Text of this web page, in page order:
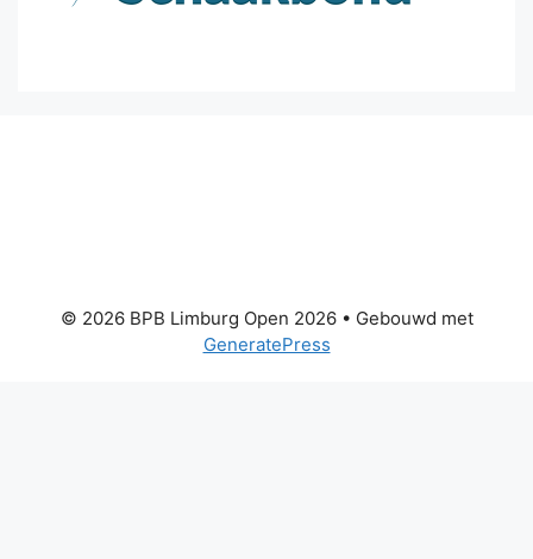
© 2026 BPB Limburg Open 2026• Gebouwd met
GeneratePress